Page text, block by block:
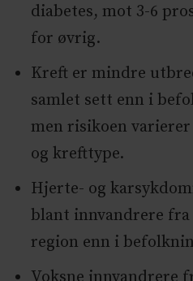
diabetes, mot 3-6
for øvrig.
Kreft er mindre
samlet sett enn i
men risikoen
og krefttype.
Hjerte- og
blant innvandrere fra
region enn i